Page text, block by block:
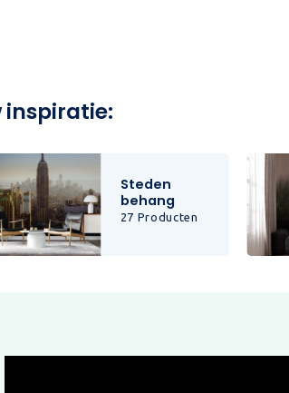
inspiratie:
Steden
behang
27 Producten